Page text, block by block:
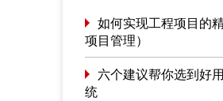
如何实现工程项目的
项目管理）
六个建议帮你选到好
统